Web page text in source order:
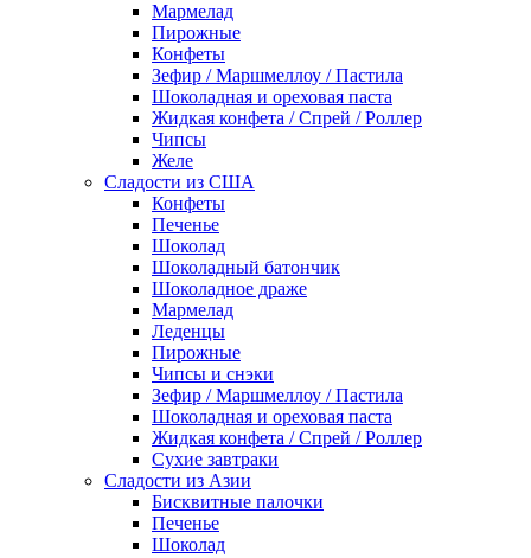
Мармелад
Пирожные
Конфеты
Зефир / Маршмеллоу / Пастила
Шоколадная и ореховая паста
Жидкая конфета / Спрей / Роллер
Чипсы
Желе
Сладости из США
Конфеты
Печенье
Шоколад
Шоколадный батончик
Шоколадное драже
Мармелад
Леденцы
Пирожные
Чипсы и снэки
Зефир / Маршмеллоу / Пастила
Шоколадная и ореховая паста
Жидкая конфета / Спрей / Роллер
Сухие завтраки
Сладости из Азии
Бисквитные палочки
Печенье
Шоколад